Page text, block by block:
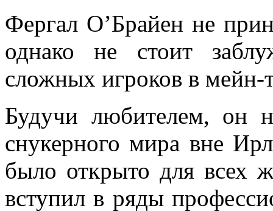
Фергал О’Брайен не
однако не стоит
сложных игроков в мейн-
Будучи любителем, он
снукерного мира вне
было открыто для всех
вступил в ряды